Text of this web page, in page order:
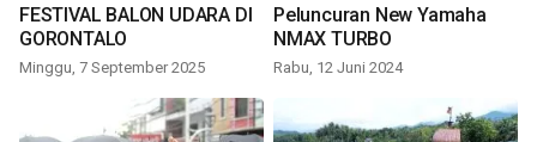
FESTIVAL BALON UDARA DI
GORONTALO
Minggu, 7 September 2025
Peluncuran New Yamaha
NMAX TURBO
Rabu, 12 Juni 2024